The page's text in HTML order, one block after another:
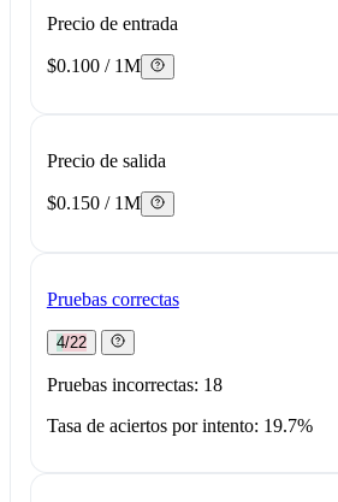
Precio de entrada
$0.100 / 1M
Precio de salida
$0.150 / 1M
Pruebas correctas
4/22
Pruebas incorrectas: 18
Tasa de aciertos por intento: 19.7%